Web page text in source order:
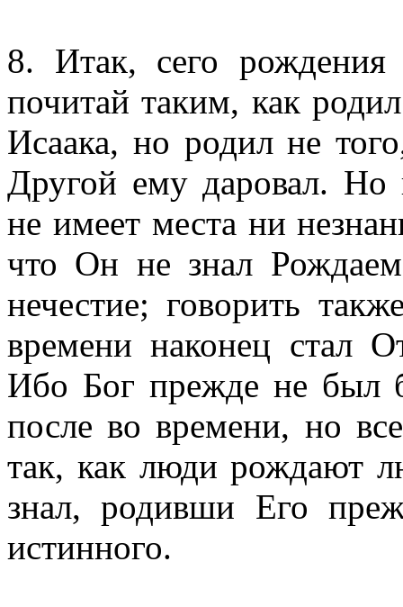
8. Итак, сего рождения
почитай таким, как
Исаака, но родил не
Другой ему даровал. Но
не имеет места ни
что Он не знал
нечестие; говорить
времени наконец стал
Ибо Бог прежде не был
после во времени, но
так, как люди рождают
знал, родивши Его
истинного.